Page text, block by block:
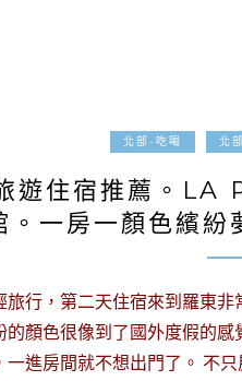
北部-吃喝 北
遊住宿推薦。LA
。一房一顏色繽紛
行，第二天住宿來到羅東
顏色很像到了國外度假的
進房間就不想出門了。 不